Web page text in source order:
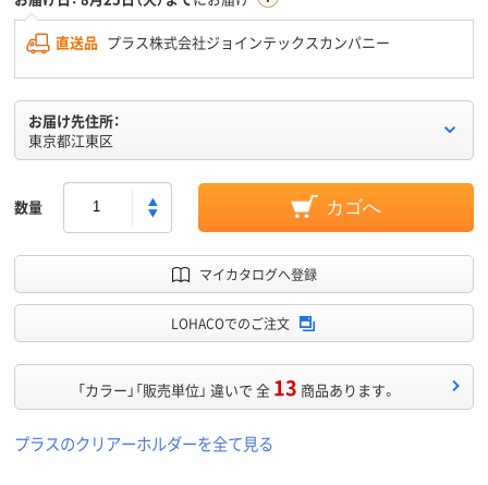
直送品 プラス株式会社ジョインテックスカンパニー
お届け先住所：
東京都江東区
数量 カゴへ
マイカタログへ登録
LOHACOでのご注文
「カラー」「販売単位」 違いで 全 13 商品あります。
プラスのクリアーホルダーを全て見る